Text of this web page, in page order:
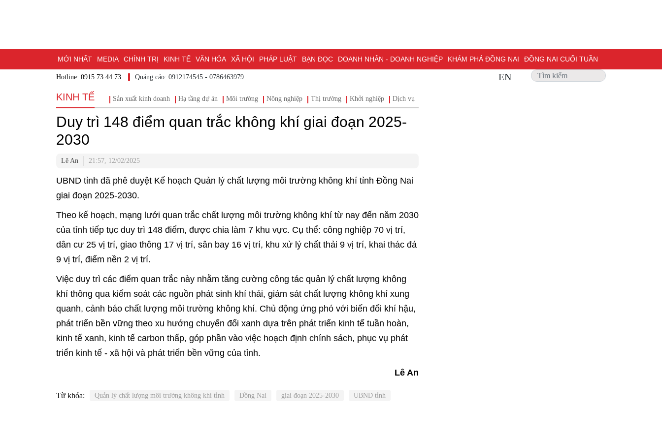
MỚI NHẤT MEDIA CHÍNH TRỊ KINH TẾ VĂN HÓA XÃ HỘI PHÁP LUẬT BẠN ĐỌC DOANH NHÂN - DOANH NGHIỆP KHÁM PHÁ ĐỒNG NAI ĐỒNG NAI CUỐI TUẦN
DU LỊCH - ẨM THỰC CHUYỂN ĐỔI SỐ THỂ THAO ĐỒNG NAI & NGHỊ QUYẾT 57 TRANG ĐỊA PHƯƠNG ẢNH ĐẸP
ĐẶT BÁO BẠN CẦN BIẾT CHẠM 95 - KHÁM PHÁ ĐỒNG NAI ĐẠI HỘI ĐẠI BIỂU TOÀN QUỐC LẦN THỨ XIV CỦA ĐẢNG
MỘT LƯỚT HIỂU LUẬT NHỊP CẦU NHÂN ÁI THÀNH PHỐ ĐỒNG NAI
Hotline: 0915.73.44.73 Quảng cáo: 0912174545 - 0786463979
EN
KINH TẾ
Sản xuất kinh doanh Hạ tầng dự án Môi trường Nông nghiệp Thị trường Khởi nghiệp Dịch vụ
Duy trì 148 điểm quan trắc không khí giai đoạn 2025-
2030
Lê An 21:57, 12/02/2025
UBND tỉnh đã phê duyệt Kế hoạch Quản lý chất lượng môi trường không khí tỉnh Đồng Nai
giai đoạn 2025-2030.
Theo kế hoạch, mạng lưới quan trắc chất lượng môi trường không khí từ nay đến năm 2030
của tỉnh tiếp tục duy trì 148 điểm, được chia làm 7 khu vực. Cụ thể: công nghiệp 70 vị trí,
dân cư 25 vị trí, giao thông 17 vị trí, sân bay 16 vị trí, khu xử lý chất thải 9 vị trí, khai thác đá
9 vị trí, điểm nền 2 vị trí.
Việc duy trì các điểm quan trắc này nhằm tăng cường công tác quản lý chất lượng không
khí thông qua kiểm soát các nguồn phát sinh khí thải, giám sát chất lượng không khí xung
quanh, cảnh báo chất lượng môi trường không khí. Chủ động ứng phó với biến đổi khí hậu,
phát triển bền vững theo xu hướng chuyển đổi xanh dựa trên phát triển kinh tế tuần hoàn,
kinh tế xanh, kinh tế carbon thấp, góp phần vào việc hoạch định chính sách, phục vụ phát
triển kinh tế - xã hội và phát triển bền vững của tỉnh.
Lê An
Từ khóa: Quản lý chất lượng môi trường không khí tỉnh Đồng Nai giai đoạn 2025-2030 UBND tỉnh